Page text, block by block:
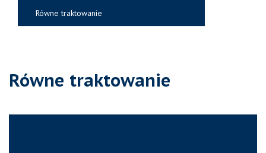
Równe traktowanie
Równe traktowanie